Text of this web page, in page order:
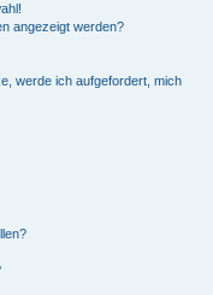
angezeigt werden?
werde ich aufgefordert, mich